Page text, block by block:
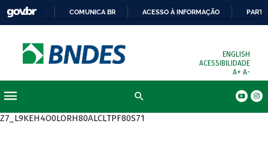
COMUNICA BR ACESSO À INFORMAÇÃO
ENGLISH
ACESSIBILIDADE
A+ A-
Z7_L9KEH4O0LORH80ALCLTPF80S71